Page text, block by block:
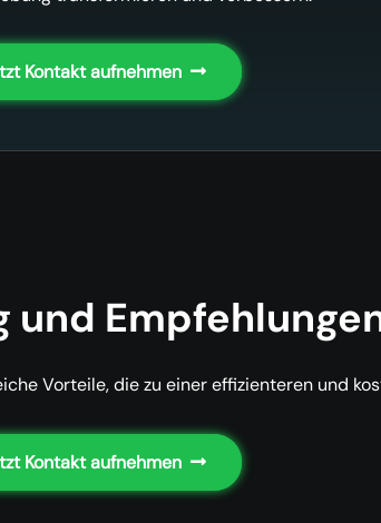
Kontakt aufnehmen
und
Vorteile, die zu einer effizienteren und
Kontakt aufnehmen